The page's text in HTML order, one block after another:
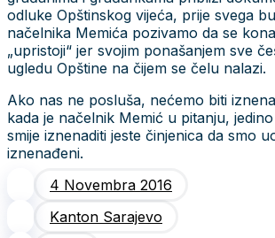
odluke Opštinskog vijeća, prije svega
načelnika Memića pozivamo da se
„upristoji“ jer svojim ponašanjem sve
ugledu Opštine na čijem se čelu nalazi.
Ako nas ne posluša, nećemo biti
kada je načelnik Memić u pitanju,
smije iznenaditi jeste činjenica da smo
iznenađeni.
4 Novembra 2016
Kanton Sarajevo